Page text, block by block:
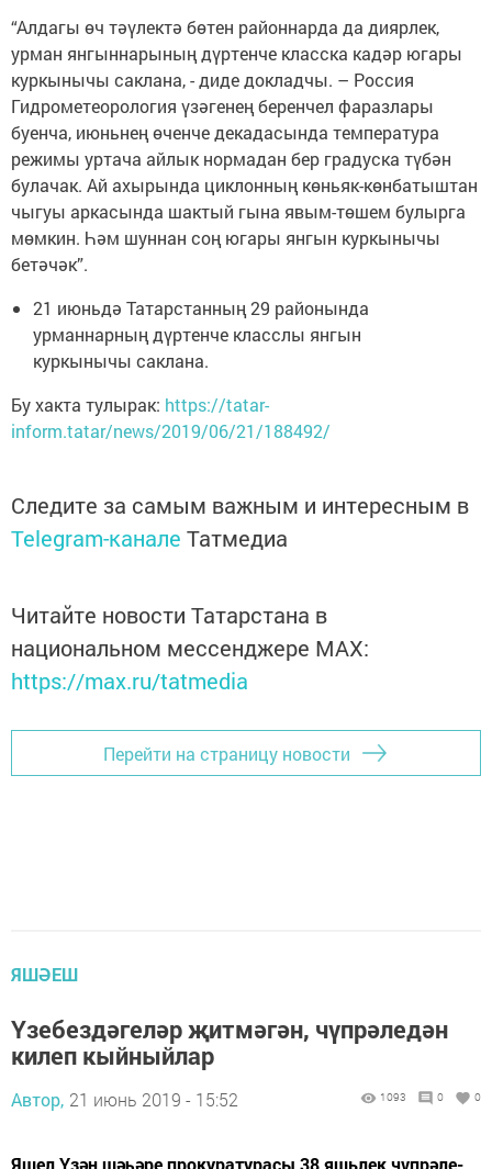
“Алдагы өч тәүлектә бөтен районнарда да диярлек,
урман янгыннарының дүртенче класска кадәр югары
куркынычы саклана, - диде докладчы. – Россия
Гидрометеорология үзәгенең беренчел фаразлары
буенча, июньнең өченче декадасында температура
режимы уртача айлык нормадан бер градуска түбән
булачак. Ай ахырында циклонның көньяк-көнбатыштан
чыгуы аркасында шактый гына явым-төшем булырга
мөмкин. Һәм шуннан соң югары янгын куркынычы
бетәчәк”.
21 июньдә Татарстанның 29 районында
урманнарның дүртенче класслы янгын
куркынычы саклана.
Бу хакта тулырак: https://tatar-
inform.tatar/news/2019/06/21/188492/
Следите за самым важным и интересным в
Telegram-канале Татмедиа
Читайте новости Татарстана в
национальном мессенджере MАХ:
https://max.ru/tatmedia
Перейти на страницу новости
ЯШӘЕШ
Үзебездәгеләр җитмәгән, чүпрәледән
килеп кыйныйлар
Автор, 21 июнь 2019 - 15:52 1093 0 0
Яшел Үзән шәһәре прокуратурасы 38 яшьлек чүпрәле­